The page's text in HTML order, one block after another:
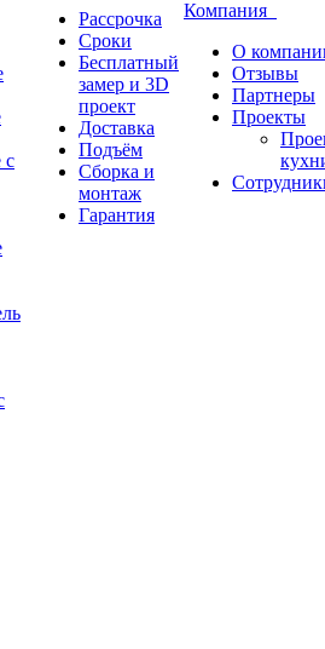
с
Рассрочка
Сроки
Бесплатный
замер и 3D
проект
Доставка
Подъём
Сборка и
монтаж
Гарантия
Компания
О
Отзывы
Партнеры
Проекты